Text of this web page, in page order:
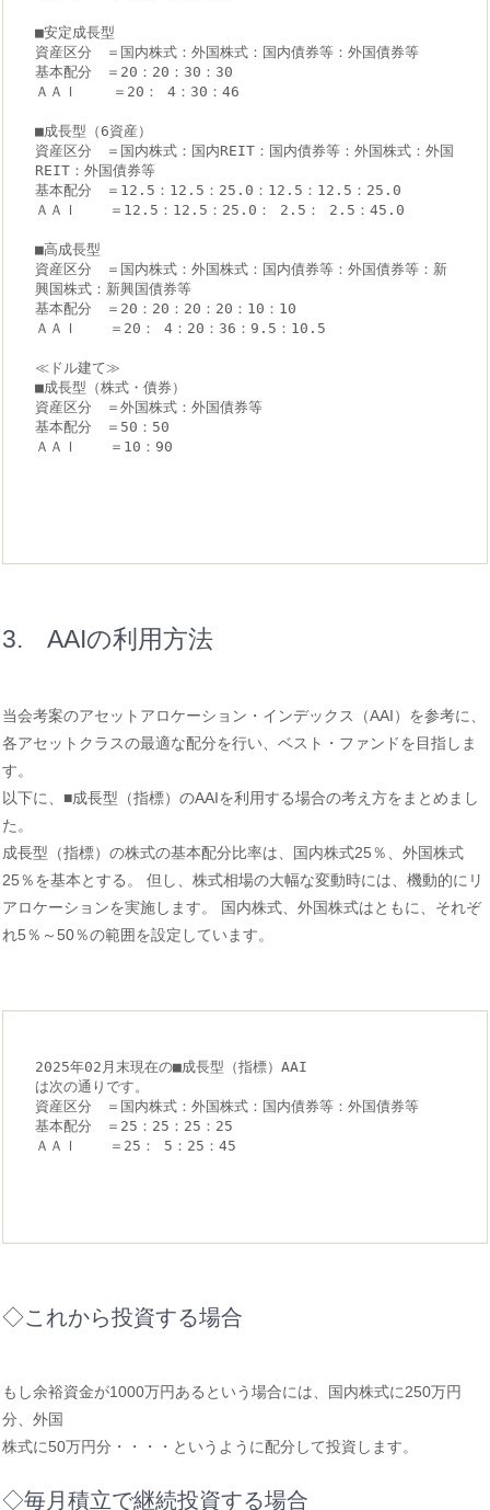
■安定成長型
資産区分　＝国内株式：外国株式：国内債券等：外国債券等
基本配分　＝20：20：30：30
ＡＡＩ    ＝20： 4：30：46
■成長型（6資産）
資産区分　＝国内株式：国内REIT：国内債券等：外国株式：外国
REIT：外国債券等
基本配分　＝12.5：12.5：25.0：12.5：12.5：25.0
ＡＡＩ　  ＝12.5：12.5：25.0： 2.5： 2.5：45.0
■高成長型
資産区分　＝国内株式：外国株式：国内債券等：外国債券等：新
興国株式：新興国債券等
基本配分　＝20：20：20：20：10：10
ＡＡＩ　  ＝20： 4：20：36：9.5：10.5
≪ドル建て≫
■成長型（株式・債券）
資産区分　＝外国株式：外国債券等
基本配分　＝50：50
ＡＡＩ　  ＝10：90
3. AAIの利用方法
当会考案のアセットアロケーション・インデックス（AAI）を参考に、
各アセットクラスの最適な配分を行い、ベスト・ファンドを目指しま
す。
以下に、■成長型（指標）のAAIを利用する場合の考え方をまとめまし
た。
成長型（指標）の株式の基本配分比率は、国内株式25％、外国株式
25％を基本とする。 但し、株式相場の大幅な変動時には、機動的にリ
アロケーションを実施します。 国内株式、外国株式はともに、それぞ
れ5％～50％の範囲を設定しています。
2025年02月末現在の■成長型（指標）AAI
は次の通りです。
資産区分　＝国内株式：外国株式：国内債券等：外国債券等
基本配分　＝25：25：25：25
ＡＡＩ　  ＝25： 5：25：45
◇これから投資する場合
もし余裕資金が1000万円あるという場合には、国内株式に250万円
分、外国
株式に50万円分・・・・というように配分して投資します。
◇毎月積立で継続投資する場合